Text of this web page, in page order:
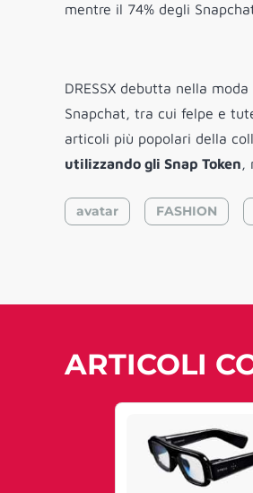
mentre il 74% degli
DRESSX debutta nella
Snapchat, tra cui felpe e
articoli più popolari della
utilizzando gli Snap Token,
avatar FASHION
ARTICOLI